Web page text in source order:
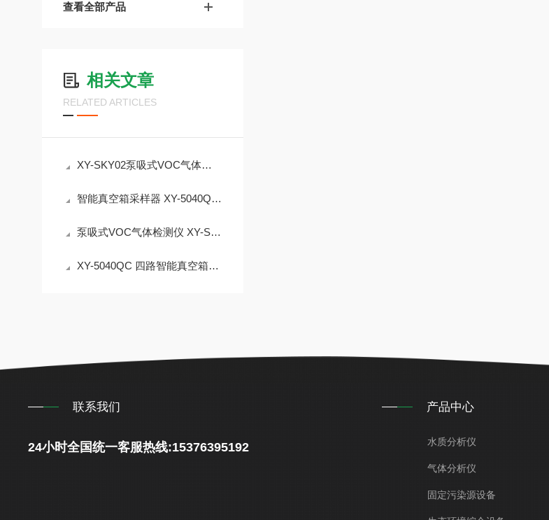
查看全部产品
相关文章
RELATED ARTICLES
XY-SKY02泵吸式VOC气体检测仪 挥发性有机物监测介绍
智能真空箱采样器 XY-5040QC 气袋法采样 VOCs监测
泵吸式VOC气体检测仪 XY-SKY02,量程0~1000ppm可选
XY-5040QC 四路智能真空箱采样器 VOCs 负压采样设备
联系我们
24小时全国统一客服热线:15376395192
产品中心
水质分析仪
气体分析仪
固定污染源设备